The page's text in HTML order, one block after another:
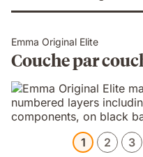
Emma Original Elite
Couche par
1 2 3